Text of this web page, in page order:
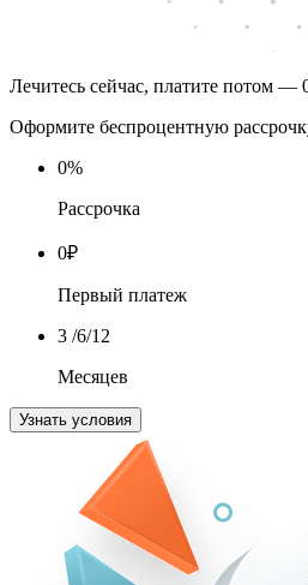
Лечитесь сейчас, платите потом —
Оформите беспроцентную
0%
Рассрочка
0₽
Первый платеж
3 /6/12
Месяцев
Узнать условия